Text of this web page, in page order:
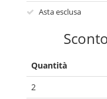
Asta esclusa
Quantità
2